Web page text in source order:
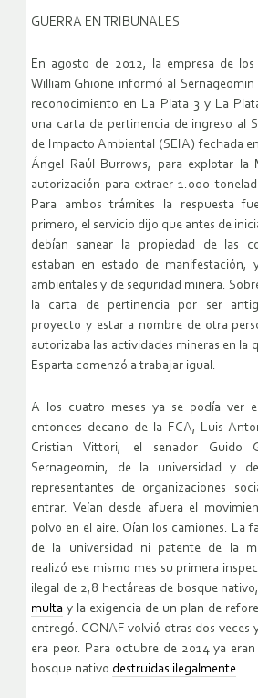
GUERRA EN TRIBUNALES
En agosto de 2012, la empresa de
William Ghione informó al
reconocimiento en La Plata 3 y La
una carta de pertinencia de ingreso al
de Impacto Ambiental (SEIA) fechada
Ángel Raúl Burrows, para explotar la
autorización para extraer 1.000
Para ambos trámites la respuesta
primero, el servicio dijo que antes de
debían sanear la propiedad de las
estaban en estado de manifestación,
ambientales y de seguridad minera.
la carta de pertinencia por ser
proyecto y estar a nombre de otra
autorizaba las actividades mineras en la
Esparta comenzó a trabajar igual.
A los cuatro meses ya se podía ver
entonces decano de la FCA, Luis
Cristian Vittori, el senador Guido
Sernageomin, de la universidad y
representantes de organizaciones
entrar. Veían desde afuera el
polvo en el aire. Oían los camiones. La
de la universidad ni patente de la
realizó ese mismo mes su primera
ilegal de 2,8 hectáreas de bosque nativo,
multa y la exigencia de un plan de
entregó. CONAF volvió otras dos veces
era peor. Para octubre de 2014 ya
bosque nativo destruidas ilegalmente.